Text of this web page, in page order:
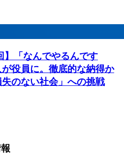
】「なんでやるんです
役員に。徹底的な納得か
のない社会」への挑戦